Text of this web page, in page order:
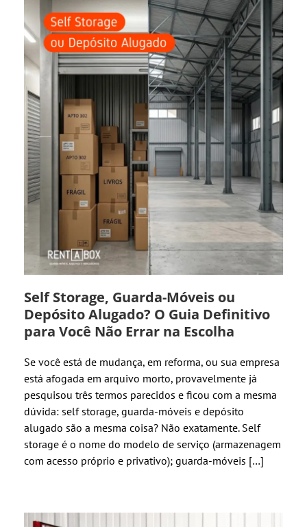
Self Storage, Guarda-Móveis ou
Depósito Alugado? O Guia Definitivo
para Você Não Errar na Escolha
Se você está de mudança, em reforma, ou sua empresa
está afogada em arquivo morto, provavelmente já
pesquisou três termos parecidos e ficou com a mesma
dúvida: self storage, guarda-móveis e depósito
alugado são a mesma coisa? Não exatamente. Self
storage é o nome do modelo de serviço (armazenagem
com acesso próprio e privativo); guarda-móveis […]